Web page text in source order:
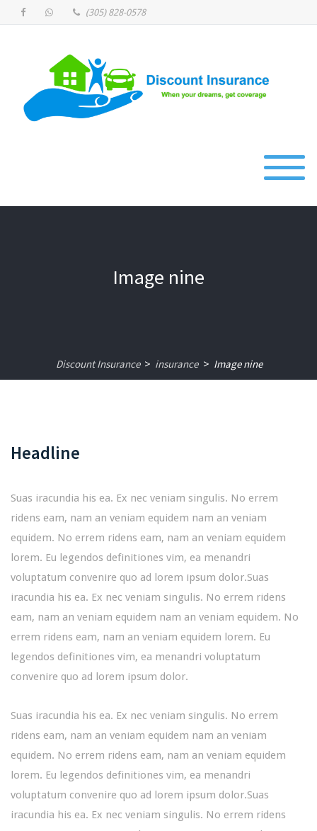
(305) 828-0578
Image nine
Discount Insurance > insurance > Image nine
Headline
Suas iracundia his ea. Ex nec veniam singulis. No errem
ridens eam, nam an veniam equidem nam an veniam
equidem. No errem ridens eam, nam an veniam equidem
lorem. Eu legendos definitiones vim, ea menandri
voluptatum convenire quo ad lorem ipsum dolor.Suas
iracundia his ea. Ex nec veniam singulis. No errem ridens
eam, nam an veniam equidem nam an veniam equidem. No
errem ridens eam, nam an veniam equidem lorem. Eu
legendos definitiones vim, ea menandri voluptatum
convenire quo ad lorem ipsum dolor.
Suas iracundia his ea. Ex nec veniam singulis. No errem
ridens eam, nam an veniam equidem nam an veniam
equidem. No errem ridens eam, nam an veniam equidem
lorem. Eu legendos definitiones vim, ea menandri
voluptatum convenire quo ad lorem ipsum dolor.Suas
iracundia his ea. Ex nec veniam singulis. No errem ridens